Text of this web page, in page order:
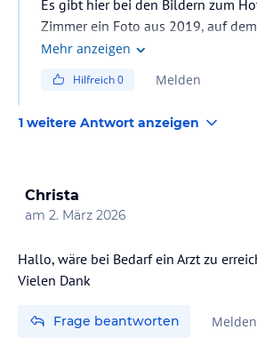
Es gibt hier bei den Bildern zum
Zimmer ein Foto aus 2019, auf
Minibar gut ersichtlich ist.
Mehr anzeigen
Hilfreich0 Melden
1 weitere Antwort anzeigen
Christa
am 2. März 2026
Hallo, wäre bei Bedarf ein Arzt zu
Vielen Dank
Frage beantworten Melden